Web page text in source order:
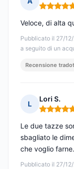
Nota: 5 su
Pubblicato il 27/
a seguito di un
Veloce, di alta
Recensione
L
Lori S.
Nota: 5 su
Pubblicato il 27/
Le due tazze
sbagliato le
che voglio farne.